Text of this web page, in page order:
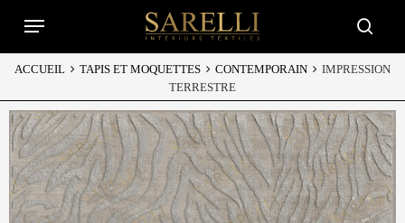
content
Menu
ACCUEIL TAPIS ET MOQUETTES CONTEMPORAIN
IMPRESSION
TERRESTRE